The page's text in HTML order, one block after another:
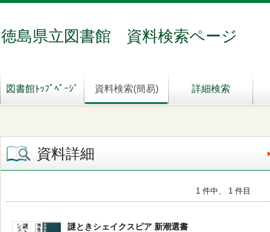
徳島県立図書館 資料検索ページ
図書館ﾄｯﾌﾟﾍﾟｰｼﾞ 資料検索(簡易) 詳細検索
資料詳細
1 件中、 1 件目
謎ときシェイクスピア 新潮選書